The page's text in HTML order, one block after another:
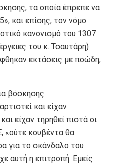
τα οποία έπρεπε να
και επίσης, τον νόμο
κανονισμό του 1307
του κ. Τσαυτάρη)
εκτάσεις με ποώδη,
βόσκησης
και είχαν
είχαν τηρηθεί πιστά οι
«ούτε κουβέντα θα
για το σκάνδαλο του
αυτή η επιτροπή. Εμείς